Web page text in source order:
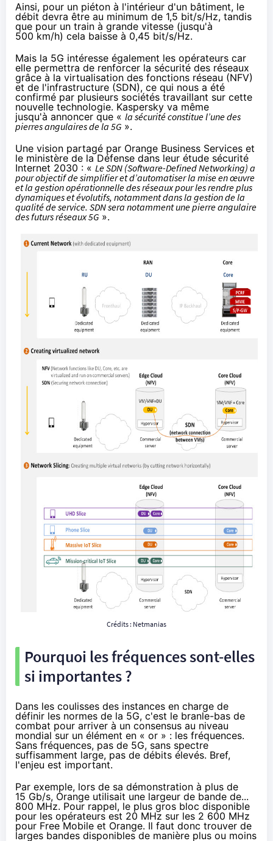
Ainsi, pour un piéton à l'intérieur d'un bâtiment, le
débit devra être au minimum de 1,5 bit/s/Hz, tandis
que pour un train à grande vitesse (jusqu'à
500 km/h) cela baisse à 0,45 bit/s/Hz.
Mais la 5G intéresse également les opérateurs car
elle permettra de renforcer la sécurité des réseaux
grâce à la virtualisation des fonctions réseau (NFV)
et de l'infrastructure (SDN), ce qui nous a été
confirmé par plusieurs sociétés travaillant sur cette
nouvelle technologie. Kaspersky va même
jusqu'à annoncer que « la sécurité constitue l’une des
pierres angulaires de la 5G ».
Une vision partagé par Orange Business Services et
le ministère de la Défense dans leur étude sécurité
Internet 2030 : « Le SDN (Software-Defined Networking) a
pour objectif de simplifier et d’automatiser la mise en œuvre
et la gestion opérationnelle des réseaux pour les rendre plus
dynamiques et évolutifs, notamment dans la gestion de la
qualité de service. SDN sera notamment une pierre angulaire
des futurs réseaux 5G ».
Crédits : Netmanias
Pourquoi les fréquences sont-elles
si importantes ?
Dans les coulisses des instances en charge de
définir les normes de la 5G, c'est le branle-bas de
combat pour arriver à un consensus au niveau
mondial sur un élément en « or » : les fréquences.
Sans fréquences, pas de 5G, sans spectre
suffisamment large, pas de débits élevés. Bref,
l'enjeu est important.
Par exemple, lors de sa démonstration à plus de
15 Gb/s, Orange utilisait une largeur de bande de...
800 MHz. Pour rappel, le plus gros bloc disponible
pour les opérateurs est 20 MHz sur les 2 600 MHz
pour Free Mobile et Orange. Il faut donc trouver de
larges bandes disponibles de manière plus ou moins